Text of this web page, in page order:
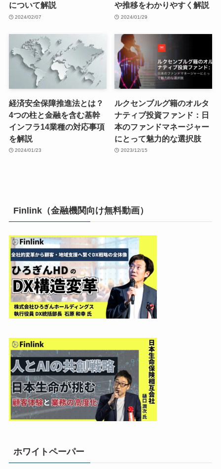
について解説
2024/02/07
や推移をわかりやすく解説
2024/01/29
経済安全保障推進法とは？
4つの柱と金融を含む基幹
インフラ14業種の対応事項
を解説
2024/01/23
ルクセンブルグ籍のオルタ
ナティブ投資ファンド：日
本のファンドマネージャー
にとって魅力的な選択肢
2023/12/15
Finlink（金融機関向け無料動画）
ホワイトペーパー